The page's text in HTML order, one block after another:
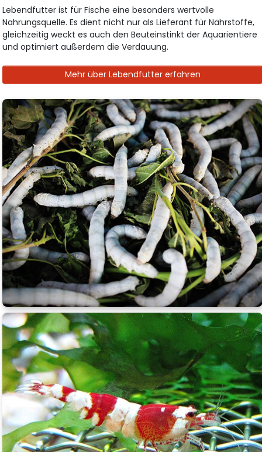
Lebendfutter ist für Fische eine besonders wertvolle
Nahrungsquelle. Es dient nicht nur als Lieferant für Nährstoffe,
gleichzeitig weckt es auch den Beuteinstinkt der Aquarientiere
und optimiert außerdem die Verdauung.
Mehr über Lebendfutter erfahren